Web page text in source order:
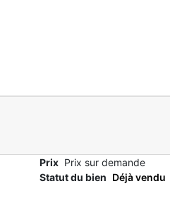
Prix Prix sur demande
Statut du bien Déjà vendu